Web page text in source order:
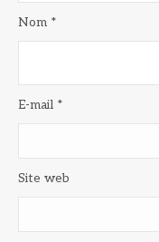
Nom *
E-mail *
Site web